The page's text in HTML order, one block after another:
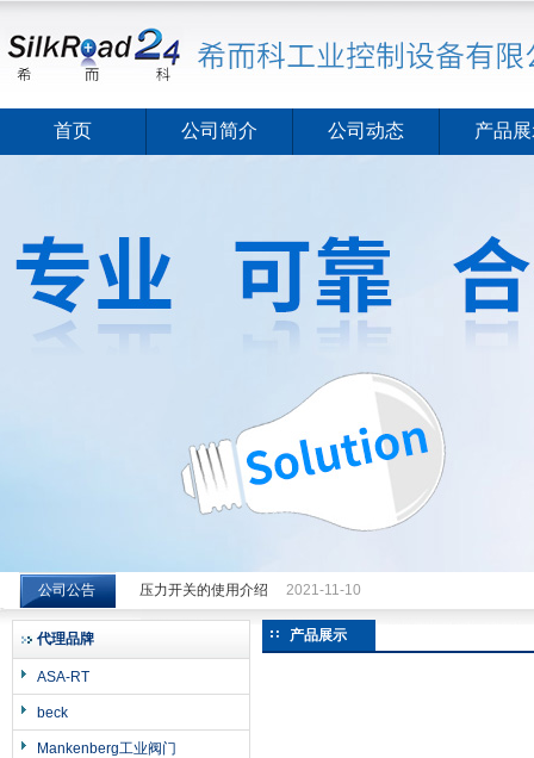
希而科工业控制设备（上海）有限公司
首页 公司简介 公司动态 产品
公司公告 压力开关的使用介绍 2021-11-10
代理品牌
ASA-RT
beck
Mankenberg工业阀门
产品展示